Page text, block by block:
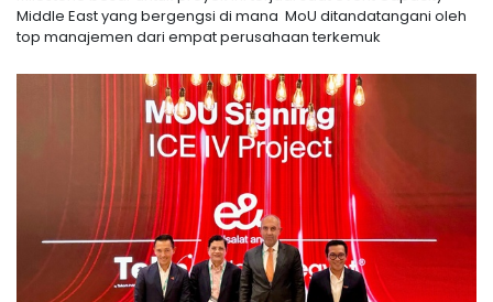
Middle East yang bergengsi di mana MoU ditandatangani oleh
top manajemen dari empat perusahaan terkemuk